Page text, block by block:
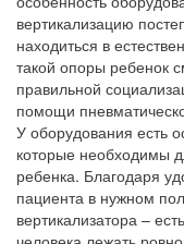
вертикализацию
находиться в
такой опоры ребенок
правильной
помощи
У оборудования есть
которые необходимы
ребенка. Благодаря
пациента в нужном
вертикализатора –